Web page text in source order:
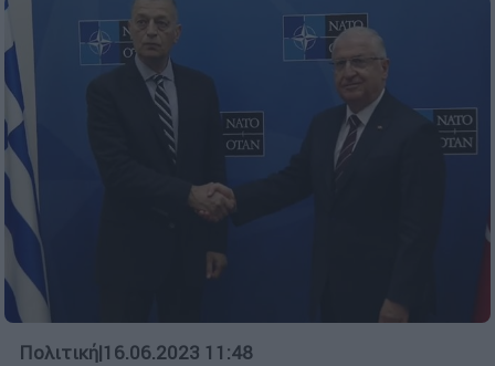
Πολιτική|16.06.2023 11:48